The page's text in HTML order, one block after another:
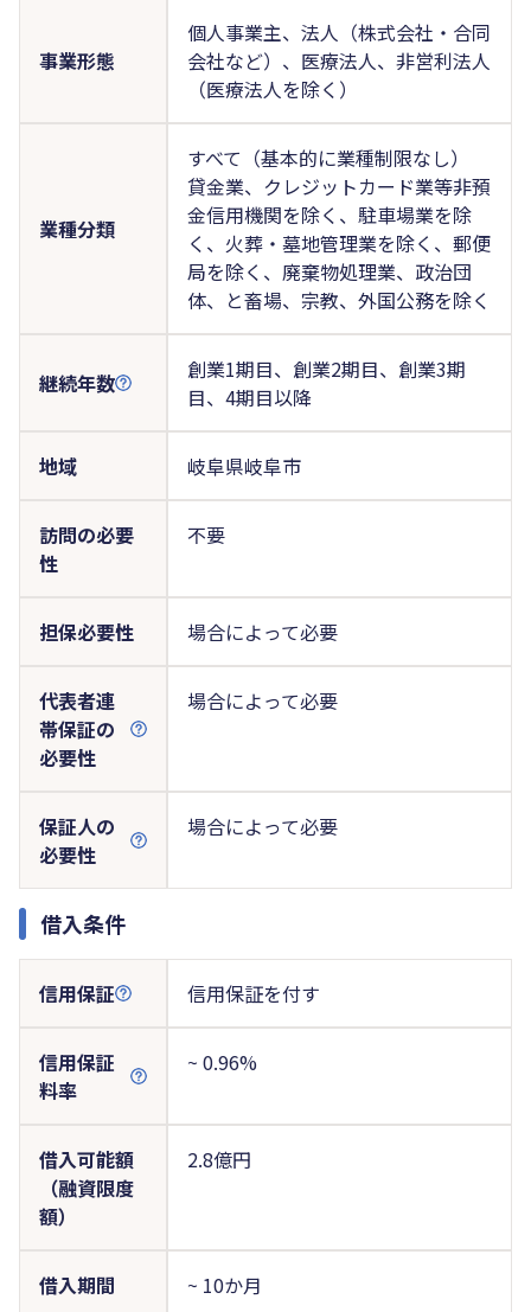
事業形態
個人事業主、法人（株式会社・合同
会社など）、医療法人、非営利法人
（医療法人を除く）
業種分類
すべて（基本的に業種制限なし）
貸金業、クレジットカード業等非預
金信用機関を除く、駐車場業を除
く、火葬・墓地管理業を除く、郵便
局を除く、廃棄物処理業、政治団
体、と畜場、宗教、外国公務を除く
継続年数
創業1期目、創業2期目、創業3期
目、4期目以降
地域 岐阜県岐阜市
訪問の必要
性
不要
担保必要性 場合によって必要
代表者連
帯保証の
必要性
場合によって必要
保証人の
必要性
場合によって必要
借入条件
信用保証 信用保証を付す
信用保証
料率
~ 0.96%
借入可能額
（融資限度
額）
2.8億円
借入期間 ~ 10か月